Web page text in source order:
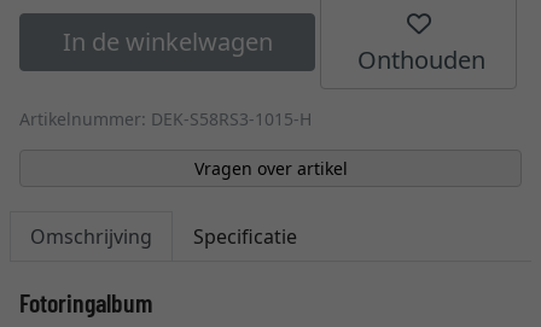
In de winkelwagen
Onthouden
Artikelnummer: DEK-S58RS3-1015-H
Vragen over artikel
Omschrijving Specificatie
Fotoringalbum